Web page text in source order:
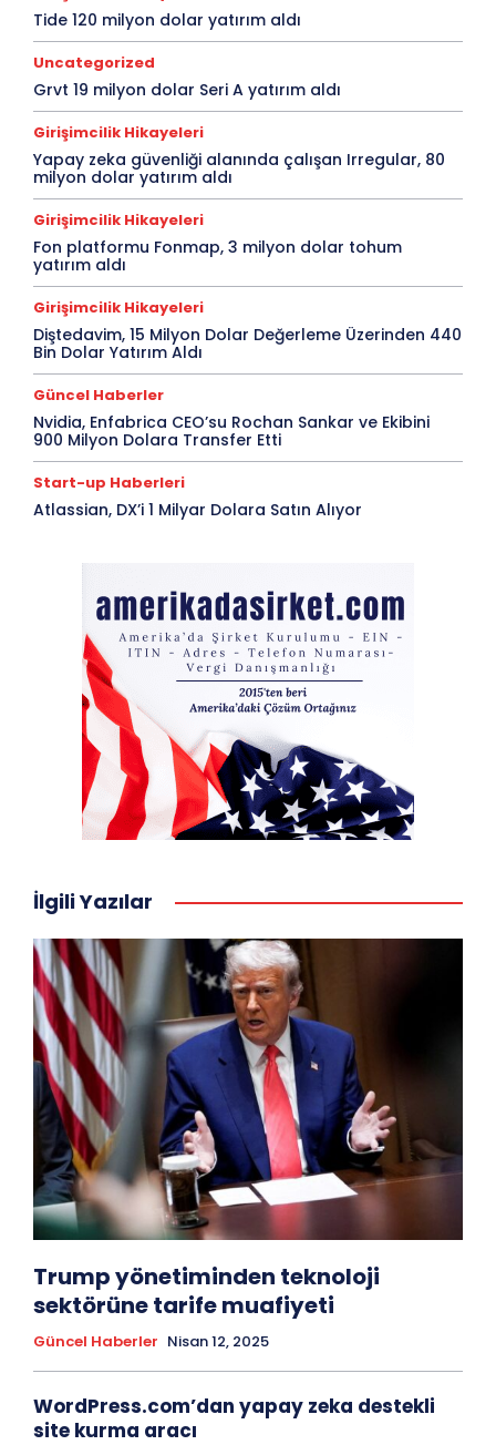
Tide 120 milyon dolar yatırım aldı
Uncategorized
Grvt 19 milyon dolar Seri A yatırım aldı
Girişimcilik Hikayeleri
Yapay zeka güvenliği alanında çalışan Irregular, 80
milyon dolar yatırım aldı
Girişimcilik Hikayeleri
Fon platformu Fonmap, 3 milyon dolar tohum
yatırım aldı
Girişimcilik Hikayeleri
Diştedavim, 15 Milyon Dolar Değerleme Üzerinden 440
Bin Dolar Yatırım Aldı
Güncel Haberler
Nvidia, Enfabrica CEO’su Rochan Sankar ve Ekibini
900 Milyon Dolara Transfer Etti
Start-up Haberleri
Atlassian, DX’i 1 Milyar Dolara Satın Alıyor
İlgili Yazılar
Trump yönetiminden teknoloji
sektörüne tarife muafiyeti
Güncel Haberler Nisan 12, 2025
WordPress.com’dan yapay zeka destekli
site kurma aracı